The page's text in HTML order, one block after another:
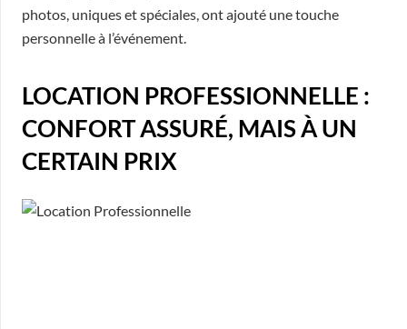
photos, uniques et spéciales, ont ajouté une touche
personnelle à l’événement.
LOCATION PROFESSIONNELLE :
CONFORT ASSURÉ, MAIS À UN
CERTAIN PRIX